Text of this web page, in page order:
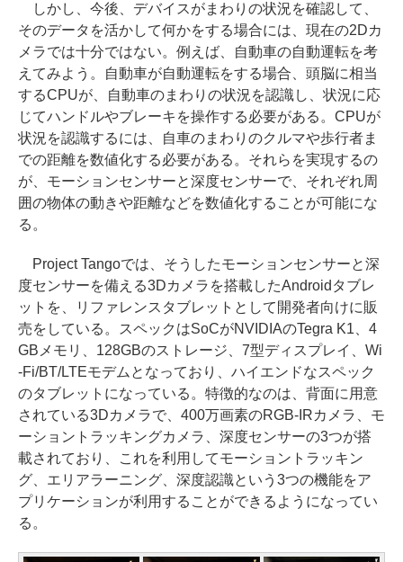
しかし、今後、デバイスがまわりの状況を確認して、
そのデータを活かして何かをする場合には、現在の2Dカ
メラでは十分ではない。例えば、自動車の自動運転を考
えてみよう。自動車が自動運転をする場合、頭脳に相当
するCPUが、自動車のまわりの状況を認識し、状況に応
じてハンドルやブレーキを操作する必要がある。CPUが
状況を認識するには、自車のまわりのクルマや歩行者ま
での距離を数値化する必要がある。それらを実現するの
が、モーションセンサーと深度センサーで、それぞれ周
囲の物体の動きや距離などを数値化することが可能にな
る。
Project Tangoでは、そうしたモーションセンサーと深
度センサーを備える3Dカメラを搭載したAndroidタブレ
ットを、リファレンスタブレットとして開発者向けに販
売をしている。スペックはSoCがNVIDIAのTegra K1、4
GBメモリ、128GBのストレージ、7型ディスプレイ、Wi
-Fi/BT/LTEモデムとなっており、ハイエンドなスペック
のタブレットになっている。特徴的なのは、背面に用意
されている3Dカメラで、400万画素のRGB-IRカメラ、モ
ーショントラッキングカメラ、深度センサーの3つが搭
載されており、これを利用してモーショントラッキン
グ、エリアラーニング、深度認識という3つの機能をア
プリケーションが利用することができるようになってい
る。